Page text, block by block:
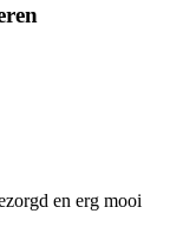
en erg mooi